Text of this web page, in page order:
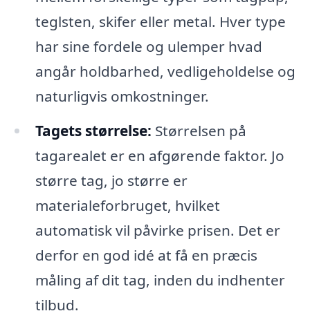
teglsten, skifer eller metal. Hver type
har sine fordele og ulemper hvad
angår holdbarhed, vedligeholdelse og
naturligvis omkostninger.
Tagets størrelse: Størrelsen på
tagarealet er en afgørende faktor. Jo
større tag, jo større er
materialeforbruget, hvilket
automatisk vil påvirke prisen. Det er
derfor en god idé at få en præcis
måling af dit tag, inden du indhenter
tilbud.